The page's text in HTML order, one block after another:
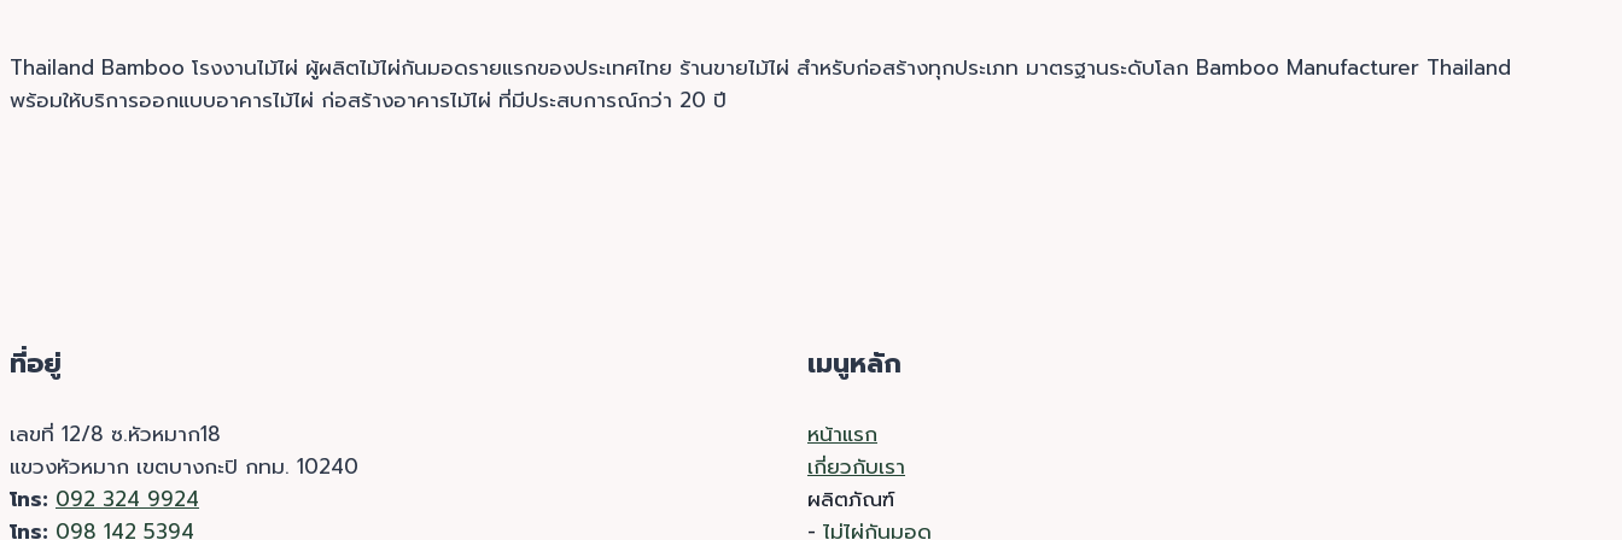
Thailand Bamboo โรงงานไม้ไผ่ ผู้ผลิตไม้ไผ่กันมอดรายแรกของประเทศไทย ร้านขายไม้ไผ่ สำหรับก่อสร้างทุกประเภท มาตรฐานระดับโลก Bamboo Manufacturer Thailand
พร้อมให้บริการออกแบบอาคารไม้ไผ่ ก่อสร้างอาคารไม้ไผ่ ที่มีประสบการณ์กว่า 20 ปี
ที่อยู่
เลขที่ 12/8 ซ.หัวหมาก18
แขวงหัวหมาก เขตบางกะปิ กทม. 10240
โทร: 092 324 9924
โทร: 098 142 5394
เมนูหลัก
หน้าแรก
เกี่ยวกับเรา
ผลิตภัณฑ์
- ไม่ไผ่กันมอด